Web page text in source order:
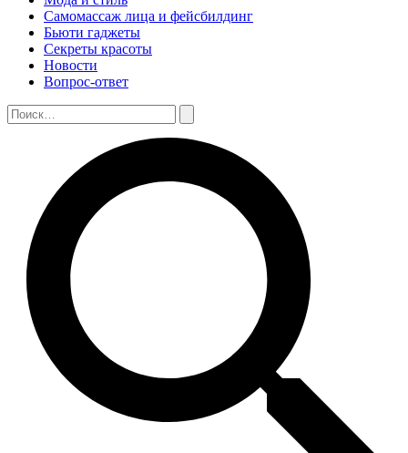
Самомассаж лица и фейсбилдинг
Бьюти гаджеты
Секреты красоты
Новости
Вопрос-ответ
Поиск: